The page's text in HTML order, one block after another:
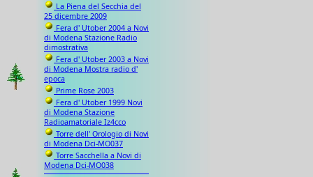
La Piena del Secchia del
25 dicembre 2009
Fera d' Utober 2004 a Novi
di Modena Stazione Radio
dimostrativa
Fera d' Utober 2003 a Novi
di Modena Mostra radio d'
epoca
Prime Rose 2003
Fera d' Utober 1999 Novi
di Modena Stazione
Radioamatoriale Iz4cco
Torre dell' Orologio di Novi
di Modena Dci-MO037
Torre Sacchella a Novi di
Modena Dci-MO038